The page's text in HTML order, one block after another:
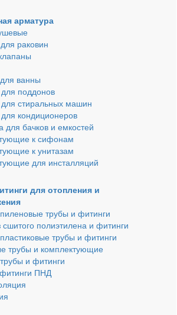
арматура
раковин
ванны
поддонов
стиральных машин
кондиционеров
для бачков и емкостей
к сифонам
к унитазам
для инсталляций
для отопления и
трубы и фитинги
полиэтилена и фитинги
трубы и фитинги
трубы и комплектующие
и фитинги
ПНД